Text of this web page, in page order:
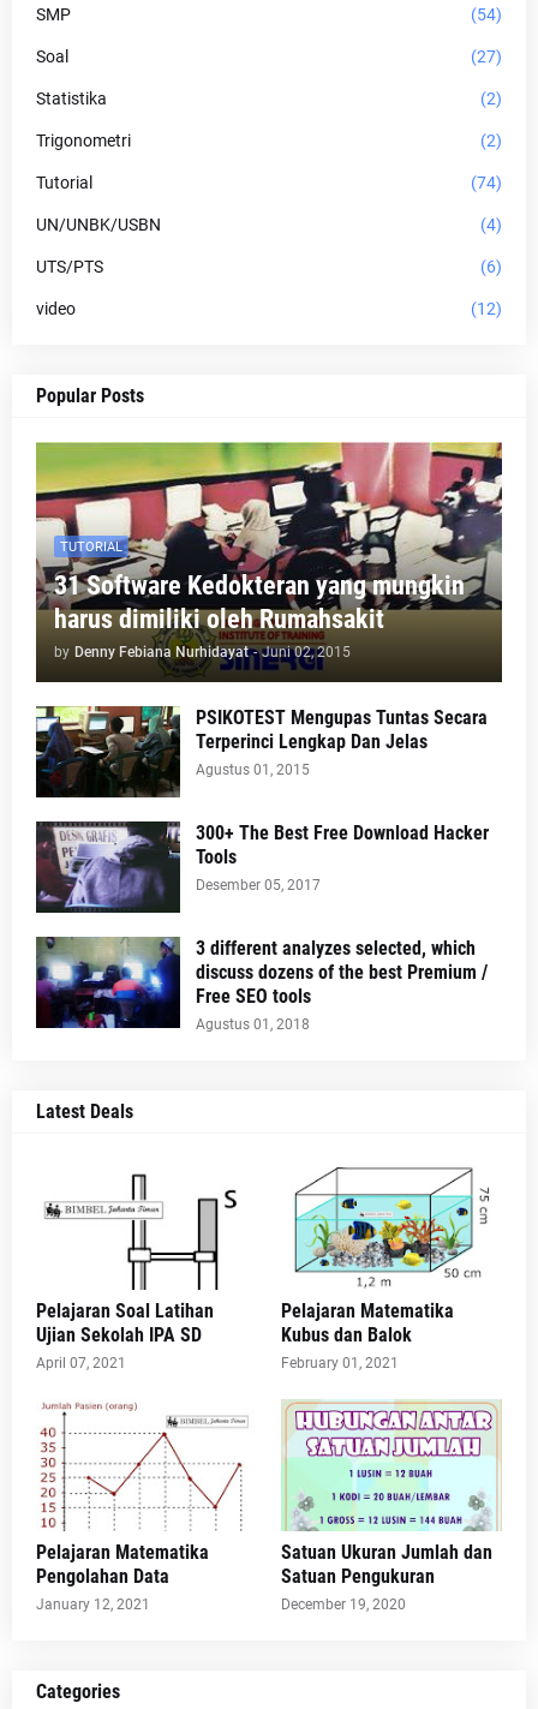
SMP (54)
Soal (27)
Statistika (2)
Trigonometri (2)
Tutorial (74)
UN/UNBK/USBN (4)
UTS/PTS (6)
video (12)
Popular Posts
TUTORIAL
31 Software Kedokteran yang mungkin
harus dimiliki oleh Rumahsakit
by Denny Febiana Nurhidayat - Juni 02, 2015
PSIKOTEST Mengupas Tuntas Secara
Terperinci Lengkap Dan Jelas
Agustus 01, 2015
300+ The Best Free Download Hacker
Tools
Desember 05, 2017
3 different analyzes selected, which
discuss dozens of the best Premium /
Free SEO tools
Agustus 01, 2018
Latest Deals
Pelajaran Soal Latihan
Ujian Sekolah IPA SD
April 07, 2021
Pelajaran Matematika
Kubus dan Balok
February 01, 2021
Pelajaran Matematika
Pengolahan Data
January 12, 2021
Satuan Ukuran Jumlah dan
Satuan Pengukuran
December 19, 2020
Categories